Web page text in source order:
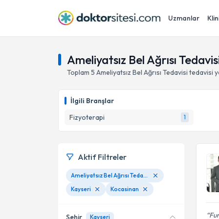
Uzmanlar
Ameliyatsız Bel Ağrısı
Toplam 5 Ameliyatsız Bel Ağrısı Tedavisi tedavisi
İlgili Branşlar
Fizyoterapi
1
Aktif Filtreler
Ameliyatsız Bel Ağrısı Tedavisi
Kayseri
Kocasinan
Şehir Kayseri